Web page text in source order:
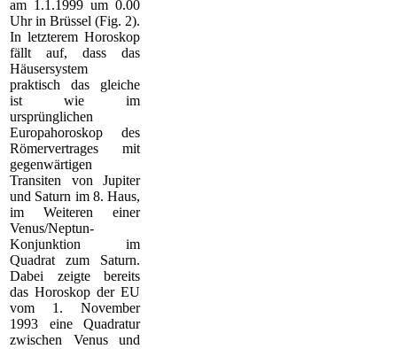
am 1.1.1999 um 0.00
Uhr in Brüssel (Fig. 2).
In letzterem Horoskop
fällt auf, dass das
Häusersystem
praktisch das gleiche
ist wie im
ursprünglichen
Europahoroskop des
Römervertrages mit
gegenwärtigen
Transiten von Jupiter
und Saturn im 8. Haus,
im Weiteren einer
Venus/Neptun-
Konjunktion im
Quadrat zum Saturn.
Dabei zeigte bereits
das Horoskop der EU
vom 1. November
1993 eine Quadratur
zwischen Venus und